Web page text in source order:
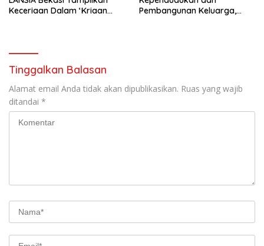
Keceriaan Dalam ‘Kriaan
Pembangunan Keluarga,
Tinggalkan Balasan
Alamat email Anda tidak akan dipublikasikan. Ruas yang wajib
ditandai *